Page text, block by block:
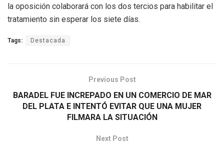
la oposición colaborará con los dos tercios para habilitar el
tratamiento sin esperar los siete días.
Tags: Destacada
Previous Post
BARADEL FUE INCREPADO EN UN COMERCIO DE MAR
DEL PLATA E INTENTÓ EVITAR QUE UNA MUJER
FILMARA LA SITUACIÓN
Next Post